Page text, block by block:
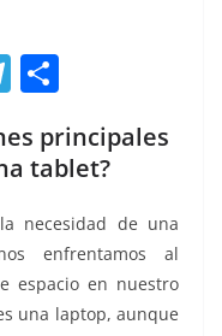
T
e
gr
a
m
m
p
ar
tir
principales
tablet?
necesidad de una
enfrentamos al
espacio en nuestro
una laptop, aunque